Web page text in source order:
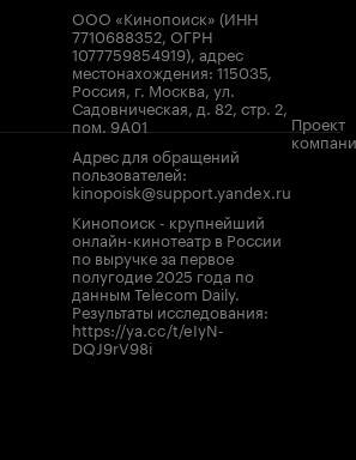
ООО «Кинопоиск» (ИНН
7710688352, ОГРН
1077759854919), адрес
местонахождения: 115035,
Россия, г. Москва, ул.
Садовническая, д. 82, стр. 2,
пом. 9А01
Адрес для обращений
пользователей:
kinopoisk@support.yandex.ru
Кинопоиск - крупнейший
онлайн-кинотеатр в России
по выручке за первое
полугодие 2025 года по
данным Telecom Daily.
Результаты исследования:
https://ya.cc/t/eIyN-
DQJ9rV98i
Проект